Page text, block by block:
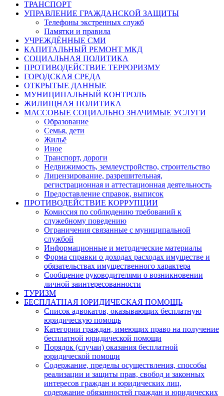
ТРАНСПОРТ
УПРАВЛЕНИЕ ГРАЖДАНСКОЙ ЗАЩИТЫ
Телефоны экстренных служб
Памятки и правила
УЧРЕЖДЁННЫЕ СМИ
КАПИТАЛЬНЫЙ РЕМОНТ МКД
СОЦИАЛЬНАЯ ПОЛИТИКА
ПРОТИВОДЕЙСТВИЕ ТЕРРОРИЗМУ
ГОРОДСКАЯ СРЕДА
ОТКРЫТЫЕ ДАННЫЕ
МУНИЦИПАЛЬНЫЙ КОНТРОЛЬ
ЖИЛИЩНАЯ ПОЛИТИКА
МАССОВЫЕ СОЦИАЛЬНО ЗНАЧИМЫЕ УСЛУГИ
Образование
Семья, дети
Жильё
Иное
Транспорт, дороги
Недвижимость, землеустройство, строительство
Лицензирование, разрешительная,
регистрационная и аттестационная деятельность
Предоставление справок, выписок
ПРОТИВОДЕЙСТВИЕ КОРРУПЦИИ
Комиссия по соблюдению требований к
служебному поведению
Ограничения связанные с муниципальной
службой
Информационные и методические материалы
Форма справки о доходах расходах имуществе и
обязательствах имущественного характера
Сообщение руководителями о возникновении
личной заинтересованности
ТУРИЗМ
БЕСПЛАТНАЯ ЮРИДИЧЕСКАЯ ПОМОЩЬ
Список адвокатов, оказывающих бесплатную
юридическую помощь
Категории граждан, имеющих право на получение
бесплатной юридической помощи
Порядок (случаи) оказания бесплатной
юридической помощи
Содержание, пределы осуществления, способы
реализации и защиты прав, свобод и законных
интересов граждан и юридических лиц,
содержание обязанностей граждан и юридических